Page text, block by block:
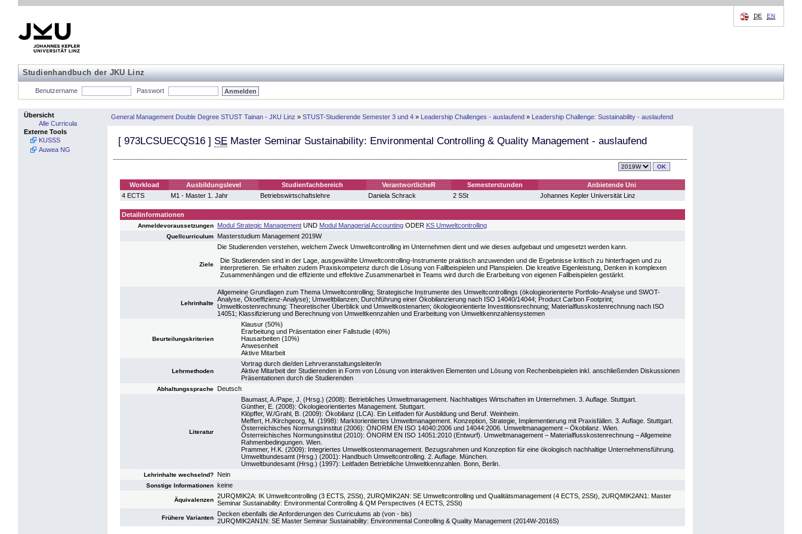
Studienhandbuch der JKU Linz
DE EN
Benutzername Passwort
Übersicht
Alle Curricula
Externe Tools
KUSSS
Auwea NG
General Management Double Degree STUST Tainan - JKU Linz » STUST-Studierende Semester 3 und 4 » Leadership Challenges - auslaufend » Leadership Challenge: Sustainability - auslaufend
[ 973LCSUECQS16 ] SE Master Seminar Sustainability: Environmental Controlling & Quality Management - auslaufend
Workload Ausbildungslevel Studienfachbereich VerantwortlicheR Semesterstunden
Anbietende Uni
4 ECTS
M1 - Master 1. Jahr Betriebswirtschaftslehre Daniela Schrack 2 SSt Johannes Kepler Universität Linz
Detailinformationen
Anmeldevoraussetzungen Modul Strategic Management UND Modul Managerial Accounting ODER KS Umweltcontrolling
Quellcurriculum Masterstudium Management 2019W
Ziele
Die Studierenden verstehen, welchem Zweck Umweltcontrolling im Unternehmen dient und wie dieses aufgebaut und umgesetzt werden kann.
Die Studierenden sind in der Lage, ausgewählte Umweltcontrolling-Instrumente praktisch anzuwenden und die Ergebnisse kritisch zu hinterfragen und zu
interpretieren. Sie erhalten zudem Praxiskompetenz durch die Lösung von Fallbeispielen und Planspielen. Die kreative Eigenleistung, Denken in komplexen
Zusammenhängen und die effiziente und effektive Zusammenarbeit in Teams wird durch die Erarbeitung von eigenen Fallbeispielen gestärkt.
Lehrinhalte
Allgemeine Grundlagen zum Thema Umweltcontrolling; Strategische Instrumente des Umweltcontrollings (ökologieorienterte Portfolio-Analyse und SWOT-
Analyse, Ökoeffizienz-Analyse); Umweltbilanzen; Durchführung einer Ökobilanzierung nach ISO 14040/14044; Product Carbon Footprint;
Umweltkostenrechnung: Theoretischer Überblick und Umweltkostenarten; ökologieorientierte Investitionsrechnung; Materialflusskostenrechnung nach ISO
14051; Klassifizierung und Berechnung von Umweltkennzahlen und Erarbeitung von Umweltkennzahlensystemen
Beurteilungskriterien
Klausur (50%)
Erarbeitung und Präsentation einer Fallstudie (40%)
Hausarbeiten (10%)
Anwesenheit
Aktive Mitarbeit
Lehrmethoden
Vortrag durch die/den Lehrveranstaltungsleiter/in
Aktive Mitarbeit der Studierenden in Form von Lösung von interaktiven Elementen und Lösung von Rechenbeispielen inkl. anschließenden Diskussionen
Präsentationen durch die Studierenden
Abhaltungssprache Deutsch
Literatur
Baumast, A./Pape, J. (Hrsg.) (2008): Betriebliches Umweltmanagement. Nachhaltiges Wirtschaften im Unternehmen. 3. Auflage. Stuttgart.
Günther, E. (2008): Ökologieorientiertes Management. Stuttgart.
Klöpffer, W./Grahl, B. (2009): Ökobilanz (LCA). Ein Leitfaden für Ausbildung und Beruf. Weinheim.
Meffert, H./Kirchgeorg, M. (1998): Marktorientiertes Umweltmanagement. Konzeption, Strategie, Implementierung mit Praxisfällen. 3. Auflage. Stuttgart.
Österreichisches Normungsinstitut (2006): ÖNORM EN ISO 14040:2006 und 14044:2006. Umweltmanagement – Ökobilanz. Wien.
Österreichisches Normungsinstitut (2010): ÖNORM EN ISO 14051:2010 (Entwurf). Umweltmanagement – Materialflusskostenrechnung – Allgemeine
Rahmenbedingungen. Wien.
Prammer, H.K. (2009): Integriertes Umweltkostenmanagement. Bezugsrahmen und Konzeption für eine ökologisch nachhaltige Unternehmensführung.
Umweltbundesamt (Hrsg.) (2001): Handbuch Umweltcontrolling. 2. Auflage. München.
Umweltbundesamt (Hrsg.) (1997): Leitfaden Betriebliche Umweltkennzahlen. Bonn, Berlin.
Lehrinhalte wechselnd? Nein
Sonstige Informationen keine
Äquivalenzen
2URQMIK2A: IK Umweltcontrolling (3 ECTS, 2SSt), 2URQMIK2AN: SE Umweltcontrolling und Qualitätsmanagement (4 ECTS, 2SSt), 2URQMIK2AN1: Master
Seminar Sustainability: Environmental Controlling & QM Perspectives (4 ECTS, 2SSt)
Frühere Varianten
Decken ebenfalls die Anforderungen des Curriculums ab (von - bis)
2URQMIK2AN1N: SE Master Seminar Sustainability: Environmental Controlling & Quality Management (2014W-2016S)